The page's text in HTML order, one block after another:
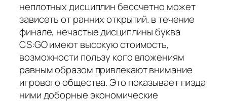
неплотных дисциплин бессчетно может
зависеть от ранних открытий. в течение
финале, нечастые дисциплины буква
CS:GO имеют высокую стоимость,
возможности пользу кого вложениям
равным образом привлекают внимание
игрового общества. Это показывает пизда
ними доборные экономические